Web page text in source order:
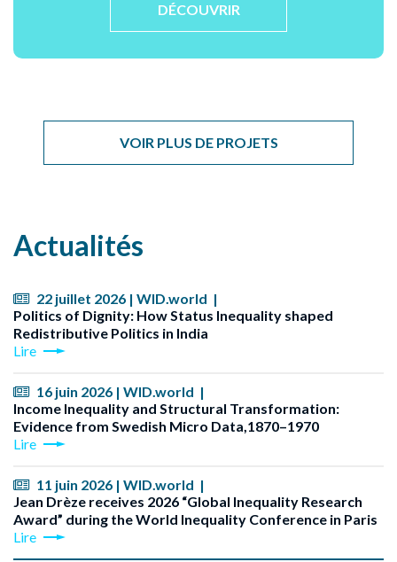
DÉCOUVRIR
VOIR PLUS DE PROJETS
Actualités
22 juillet 2026 | WID.world |
Politics of Dignity: How Status Inequality shaped
Redistributive Politics in India
Lire
16 juin 2026 | WID.world |
Income Inequality and Structural Transformation:
Evidence from Swedish Micro Data,1870–1970
Lire
11 juin 2026 | WID.world |
Jean Drèze receives 2026 “Global Inequality Research
Award” during the World Inequality Conference in Paris
Lire